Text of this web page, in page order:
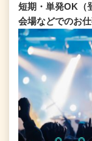
短期・単発OK（
会場などでのお